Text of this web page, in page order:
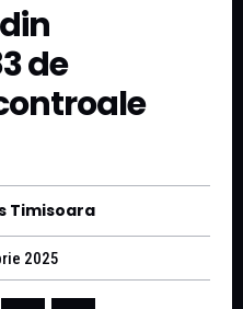
de
Timisoara
2025